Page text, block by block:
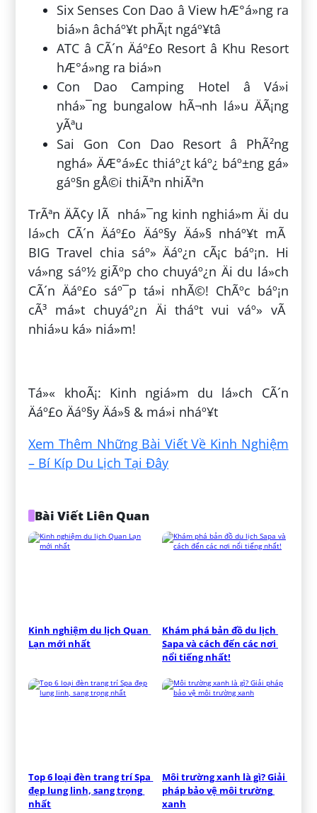
Six Senses Con Dao â View hÆ°á»ng ra
biá»n âcháº¥t phÃ¡t ngáº¥tâ
ATC â CÃ´n Äáº£o Resort â Khu Resort
hÆ°á»ng ra biá»n
Con Dao Camping Hotel â Vá»i
nhá»¯ng bungalow hÃ¬nh lá»u ÄÃ¡ng
yÃªu
Sai Gon Con Dao Resort â PhÃ²ng
nghá» ÄÆ°á»£c thiáº¿t káº¿ báº±ng gá»
gáº§n gÅ©i thiÃªn nhiÃªn
TrÃªn ÄÃ¢y lÃ nhá»¯ng kinh nghiá»m Äi du
lá»ch CÃ´n Äáº£o Äáº§y Äá»§ nháº¥t mÃ
BIG Travel chia sáº» Äáº¿n cÃ¡c báº¡n. Hi
vá»ng sáº½ giÃºp cho chuyáº¿n Äi du lá»ch
CÃ´n Äáº£o sáº¯p tá»i nhÃ©! ChÃºc báº¡n
cÃ³ má»t chuyáº¿n Äi tháº­t vui váº» vÃ
nhiá»u ká» niá»m!
Tá»« khoÃ¡: Kinh ngiá»m du lá»ch CÃ´n
Äáº£o Äáº§y Äá»§ & má»i nháº¥t
Xem Thêm Những Bài Viết Về Kinh Nghiệm
– Bí Kíp Du Lịch Tại Đây
Bài Viết Liên Quan
Kinh nghiệm du lịch Quan
Lạn mới nhất
Khám phá bản đồ du lịch
Sapa và cách đến các nơi
nổi tiếng nhất!
Top 6 loại đèn trang trí Spa
đẹp lung linh, sang trọng
nhất
Môi trường xanh là gì? Giải
pháp bảo vệ môi trường
xanh